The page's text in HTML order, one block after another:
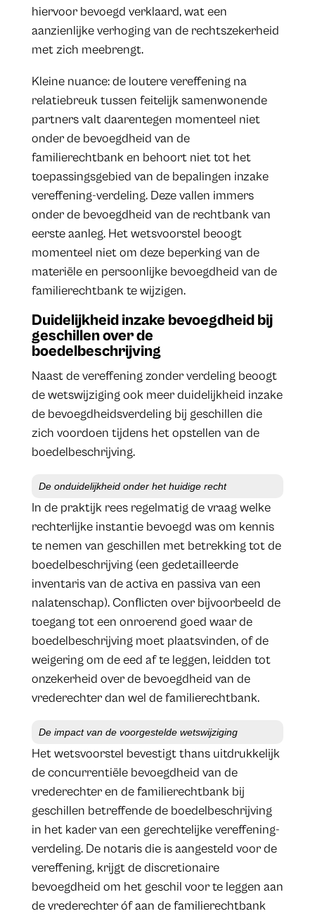
hiervoor bevoegd verklaard, wat een
aanzienlijke verhoging van de rechtszekerheid
met zich meebrengt.
Kleine nuance: de loutere vereffening na
relatiebreuk tussen feitelijk samenwonende
partners valt daarentegen momenteel niet
onder de bevoegdheid van de
familierechtbank en behoort niet tot het
toepassingsgebied van de bepalingen inzake
vereffening-verdeling. Deze vallen immers
onder de bevoegdheid van de rechtbank van
eerste aanleg. Het wetsvoorstel beoogt
momenteel niet om deze beperking van de
materiële en persoonlijke bevoegdheid van de
familierechtbank te wijzigen.
Duidelijkheid inzake bevoegdheid bij
geschillen over de
boedelbeschrijving
Naast de vereffening zonder verdeling beoogt
de wetswijziging ook meer duidelijkheid inzake
de bevoegdheidsverdeling bij geschillen die
zich voordoen tijdens het opstellen van de
boedelbeschrijving.
De onduidelijkheid onder het huidige recht
In de praktijk rees regelmatig de vraag welke
rechterlijke instantie bevoegd was om kennis
te nemen van geschillen met betrekking tot de
boedelbeschrijving (een gedetailleerde
inventaris van de activa en passiva van een
nalatenschap). Conflicten over bijvoorbeeld de
toegang tot een onroerend goed waar de
boedelbeschrijving moet plaatsvinden, of de
weigering om de eed af te leggen, leidden tot
onzekerheid over de bevoegdheid van de
vrederechter dan wel de familierechtbank.
De impact van de voorgestelde wetswijziging
Het wetsvoorstel bevestigt thans uitdrukkelijk
de concurrentiële bevoegdheid van de
vrederechter en de familierechtbank bij
geschillen betreffende de boedelbeschrijving
in het kader van een gerechtelijke vereffening-
verdeling. De notaris die is aangesteld voor de
vereffening, krijgt de discretionaire
bevoegdheid om het geschil voor te leggen aan
de vrederechter óf aan de familierechtbank